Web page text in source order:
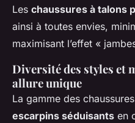
Les chaussures à talons
ainsi à toutes envies,
maximisant l’effet «
Diversité des styles et
allure unique
La gamme des
escarpins séduisants en